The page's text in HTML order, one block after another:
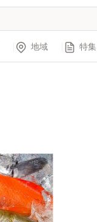
地域 特集